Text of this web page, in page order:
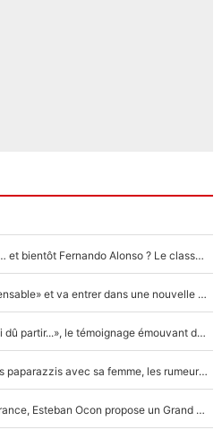
Max Verstappen, Lewis Hamilton… et bientôt Fernando Alonso ? Le classement des pilotes les mieux payés en Formule 1 risque de changer !
F1 - Alpine signe un accord «impensable» et va entrer dans une nouvelle dimension : Grande nouvelle pour Pierre Gasly !
F1 : « Je lui ai fait un câlin, puis j’ai dû partir...», le témoignage émouvant de Max Verstappen sur sa fille
F1 : Charles Leclerc surpris par les paparazzis avec sa femme, les rumeurs étaient vraies !
Comme pour le final du Tour de France, Esteban Ocon propose un Grand Prix de Formule 1 à Paris : «Autour de l’Arc de Triomphe, ce serait génial» !